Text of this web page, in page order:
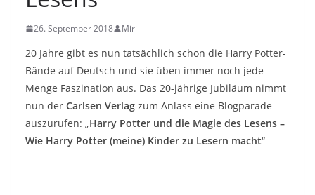
26. September 2018 Miri
20 Jahre gibt es nun tatsächlich schon die Harry Potter-
Bände auf Deutsch und sie üben immer noch jede
Menge Faszination aus. Das 20-jährige Jubiläum nimmt
nun der Carlsen Verlag zum Anlass eine Blogparade
auszurufen: „Harry Potter und die Magie des Lesens –
Wie Harry Potter (meine) Kinder zu Lesern macht“